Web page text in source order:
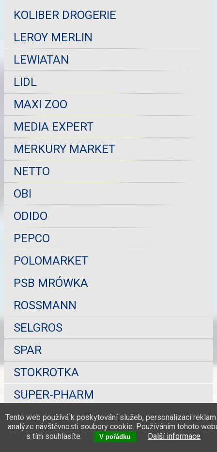
KOLIBER DROGERIE
LEROY MERLIN
LEWIATAN
LIDL
MAXI ZOO
MEDIA EXPERT
MERKURY MARKET
NETTO
OBI
ODIDO
PEPCO
POLOMARKET
PSB MRÓWKA
ROSSMANN
SELGROS
SPAR
STOKROTKA
SUPER-PHARM
TCHIBO
TEDI
Tento web používá k poskytování služeb, personalizaci reklam
analýze návštěvnosti soubory cookie. Používáním tohoto
s tím souhlasíte.
V pořádku Další informace